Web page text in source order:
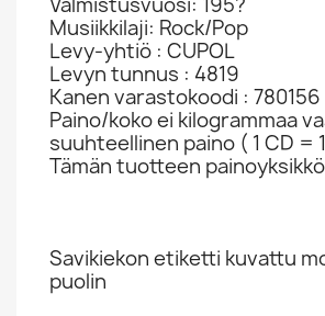
Musiikkilaji: Rock/Pop
Levy-yhtiö : CUPOL
Levyn tunnus : 4819
Kanen varastokoodi : 780156
Paino/koko ei kilogrammaa
suuhteellinen paino ( 1 CD =
Tämän tuotteen painoyksikkö
Savikiekon etiketti kuvattu
puolin